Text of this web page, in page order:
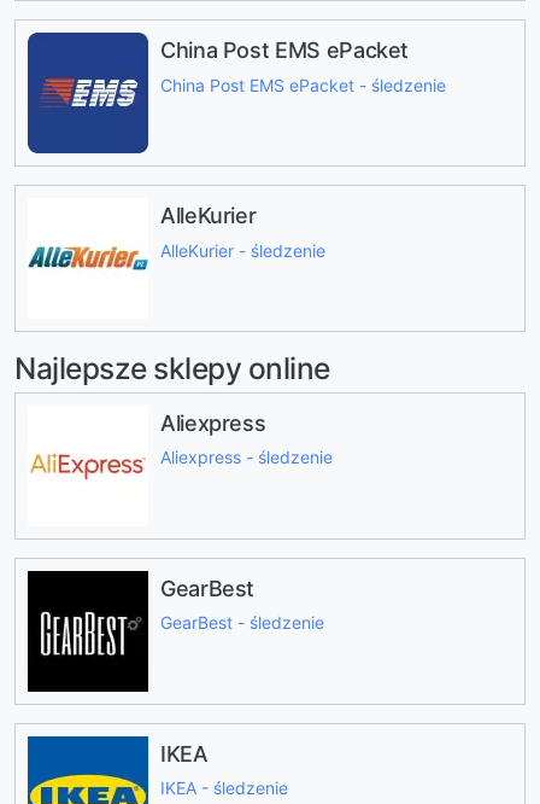
China Post EMS ePacket
China Post EMS ePacket - śledzenie
AlleKurier
AlleKurier - śledzenie
Najlepsze sklepy online
Aliexpress
Aliexpress - śledzenie
GearBest
GearBest - śledzenie
IKEA
IKEA - śledzenie